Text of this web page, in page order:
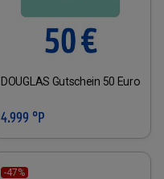
DOUGLAS Gutschein 50 Euro
4.999 °P
-47%